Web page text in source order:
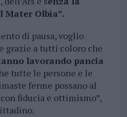
Mater Olbia”.
di pausa, voglio
grazie a tutti coloro che
lavorando pancia
tutte le persone e le
ferme possano al
fiducia e ottimismo”,